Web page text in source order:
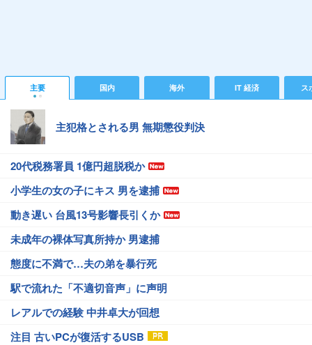
主要 国内 海外 IT 経済 ス
主犯格とされる男 無期懲役判決
20代税務署員 1億円超脱税か
小学生の女の子にキス 男を逮捕
動き遅い 台風13号影響長引くか
未成年の裸体写真所持か 男逮捕
態度に不満で…夫の弟を暴行死
駅で流れた「不適切音声」に声明
レアルでの経験 中井卓大が回想
注目 古いPCが復活するUSB